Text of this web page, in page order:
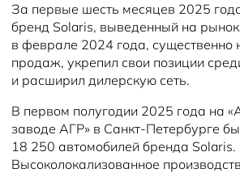
За первые шесть месяцев 2025
бренд Solaris, выведенный на
в феврале 2024 года, существенно
продаж, укрепил свои позиции
и расширил дилерскую сеть.
В первом полугодии 2025 года на
заводе АГР» в Санкт-Петербурге
18 250 автомобилей бренда Solaris.
Высоколокализованное